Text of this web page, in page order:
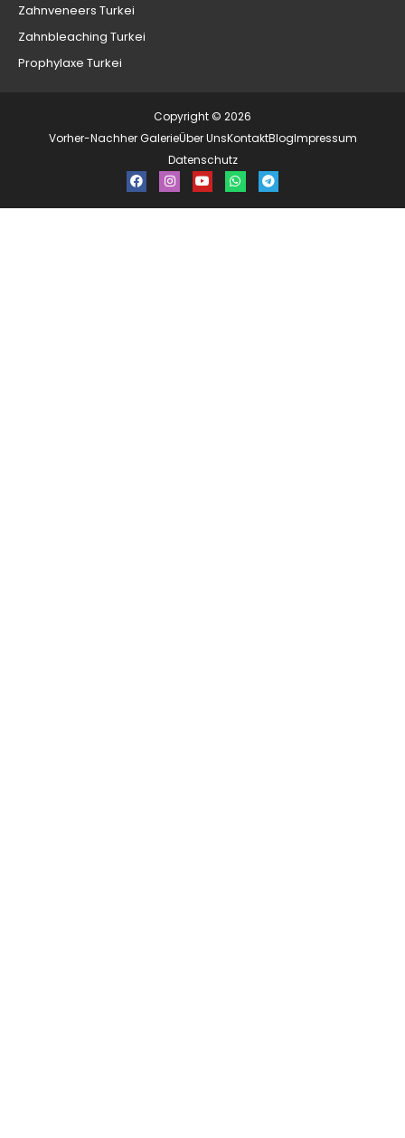
Zahnveneers Turkei
Zahnbleaching Turkei
Prophylaxe Turkei
Copyright © 2026
Vorher-Nachher GalerieÜber UnsKontaktBlogImpressum
Datenschutz